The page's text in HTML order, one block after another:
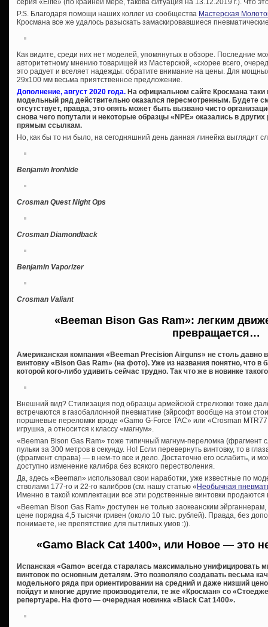
P.S. Благодаря помощи наших коллег из сообщества Мастерская
Кросмана все же удалось разыскать замаскировавшиеся
Как видите, среди них нет моделей, упомянутых в обзоре. Последние
авторитетному мнению товарищей из Мастерской, «скорее всего,
это радует и вселяет надежды: обратите внимание на цены. Для
29х100 мм весьма приятственное предложение.
Дополнение, август 2020 года. На официальном сайте Кросмана
модельный ряд действительно оказался пересмотренным. Будете
отсутствует, правда, это опять может быть вызвано чисто
снова чего попутали и некоторые образцы «NPE» оказались в
прямым ссылкам.
Но, как бы то ни было, на сегодняшний день данная линейка выглядит
Benjamin Ironhide
Crosman Quest Night Ops
Crosman Diamondback
Benjamin Vaporizer
Crosman Valiant
«Beeman Bison Gas Ram»: легким
превращается…
Американская компания «Beeman Precision Airguns» не столь
винтовку «Bison Gas Ram» (на фото). Уже из названия понятно, что в
которой кого-либо удивить сейчас трудно. Так что же в новинке
Внешний вид? Стилизация под образцы армейской стрелковки тоже
встречаются в газобаллонной пневматике (эйрсофт вообще на этом
поршневые переломки вроде «Gamo G-Force TAC» или «Crosman
игрушка, а относится к классу «магнум».
«Beeman Bison Gas Ram» тоже типичный магнум-переломка (фрагмент
пульки за 300 метров в секунду. Но! Если перевернуть винтовку, то в
(фрагмент справа) — в нем-то все и дело. Достаточно его ослабить, и
доступно изменение калибра без всякого перестволения.
Да, здесь «Beeman» использовал свои наработки, уже известные по
стволами 177-го и 22-го калибров (см. нашу статью «Необычная
Именно в такой комплектации все эти родственные винтовки
«Beeman Bison Gas Ram» доступен не только заокеанским
цене порядка 4,5 тысячи гривен (около 10 тыс. рублей). Правда, без
понимаете, не препятствие для пытливых умов :)).
«Gamo Black Cat 1400», или Новое — это
Испанская «Gamo» всегда старалась максимально унифицировать
винтовок по основным деталям. Это позволяло создавать весьма
модельного ряда при ориентировании на средний и даже низший
пойдут и многие другие производители, те же «Кросман» со
репертуаре. На фото — очередная новинка «Black Cat 1400».